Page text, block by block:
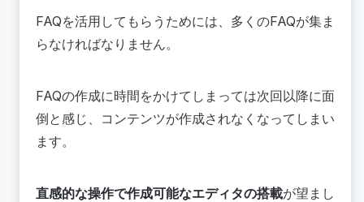
FAQを活用してもらうためには、多くのFAQが集ま
らなければなりません。
FAQの作成に時間をかけてしまっては次回以降に面
倒と感じ、コンテンツが作成されなくなってしまい
ます。
直感的な操作で作成可能なエディタの搭載が望まし